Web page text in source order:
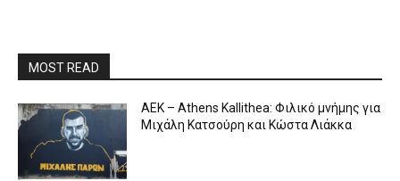
MOST READ
ΑΕΚ – Athens Kallithea: Φιλικό μνήμης για
Μιχάλη Κατσούρη και Κώστα Λιάκκα